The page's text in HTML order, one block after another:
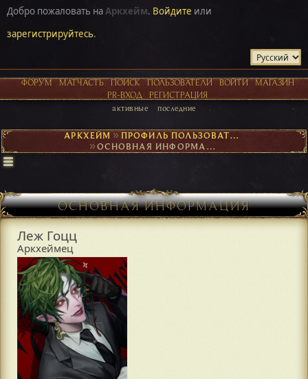
Добро пожаловать наАркхейм. Войдите или
зарегистрируйтесь.
ФОРУМ МАТЧАСТЬ ПОИСК ПОЛЬЗОВАТЕЛИ ВОЙТИ
МАГАЗИН
PR-ВХОД
РЕГИСТРАЦИЯ
активные последние
АРКХЕЙМ► ПРОФИЛЬ ПОЛЬЗОВАТЕЛЯ ЛЕЖ ГОЦЦ
► ОСНОВНАЯ ИНФОРМАЦИЯ
ОСНОВНАЯ ИНФОРМАЦИЯ
Леж Гоцц
Аркхеймец